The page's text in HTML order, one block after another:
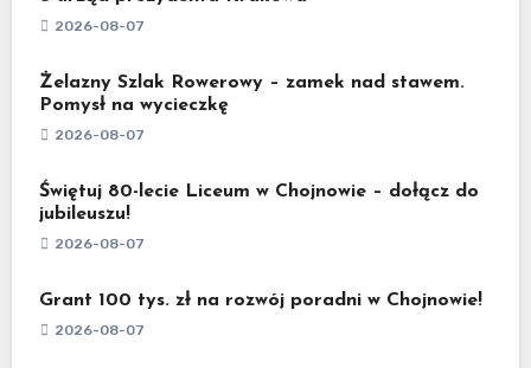
2026-08-07
Żelazny Szlak Rowerowy – zamek nad stawem.
Pomysł na wycieczkę
2026-08-07
Świętuj 80-lecie Liceum w Chojnowie – dołącz do
jubileuszu!
2026-08-07
Grant 100 tys. zł na rozwój poradni w Chojnowie!
2026-08-07